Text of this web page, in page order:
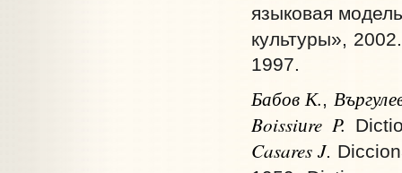
языковая
культуры»,
1997.
Бабов К.
Boissiиre P.
Casares J.